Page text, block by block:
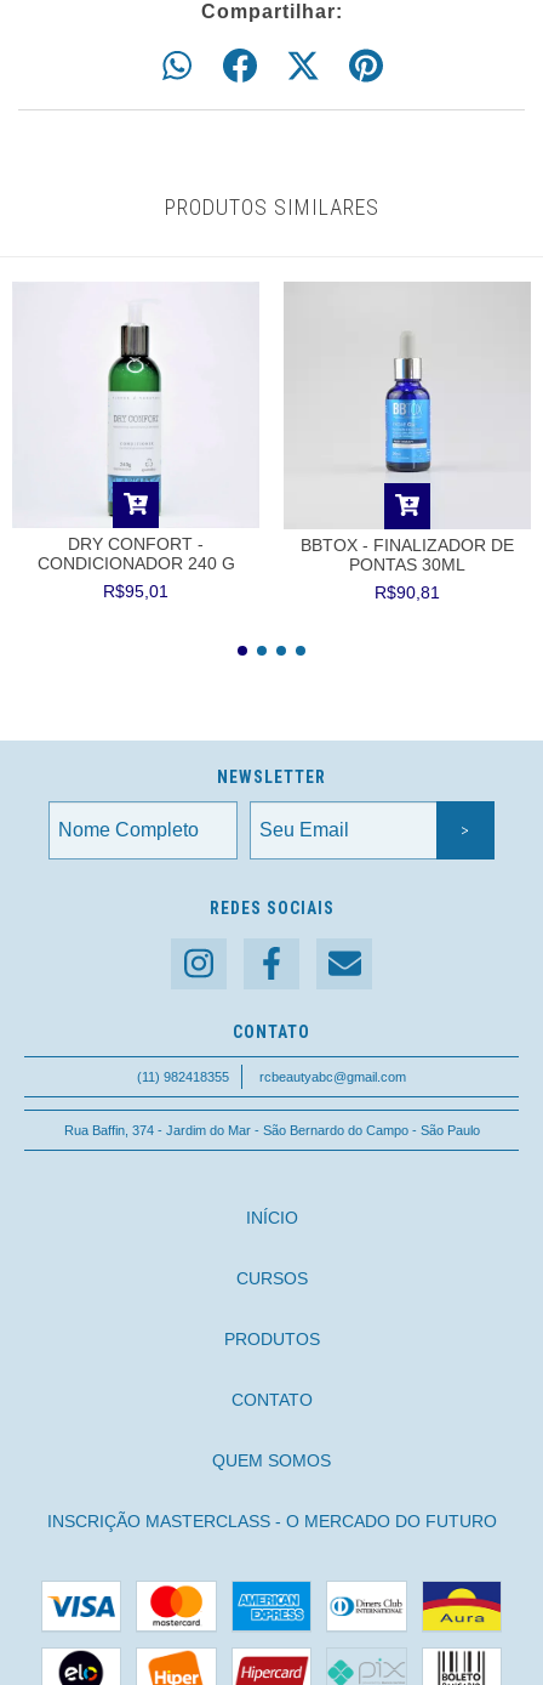
Compartilhar:
PRODUTOS SIMILARES
DRY CONFORT -
CONDICIONADOR 240 G
R$95,01
BBTOX - FINALIZADOR DE
PONTAS 30ML
R$90,81
NEWSLETTER
REDES SOCIAIS
CONTATO
(11) 982418355 rcbeautyabc@gmail.com
Rua Baffin, 374 - Jardim do Mar - São Bernardo do Campo - São Paulo
INÍCIO
CURSOS
PRODUTOS
CONTATO
QUEM SOMOS
INSCRIÇÃO MASTERCLASS - O MERCADO DO FUTURO